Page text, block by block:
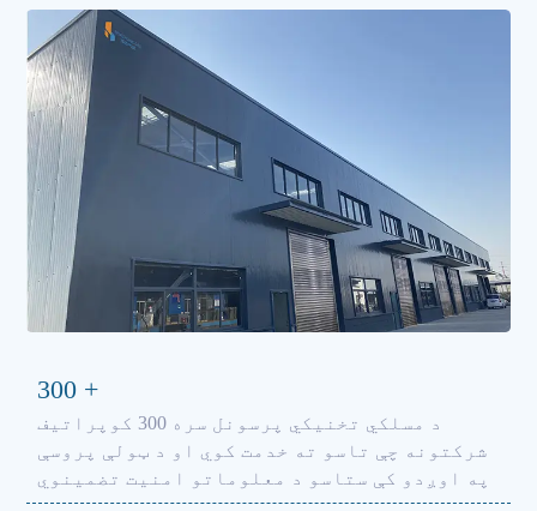
300 +
د مسلکي تخنیکي پرسونل سره 300 کوپراتیف
شرکتونه چې تاسو ته خدمت کوي او د ټولې پروسې
په اوږدو کې ستاسو د معلوماتو امنیت تضمینوي